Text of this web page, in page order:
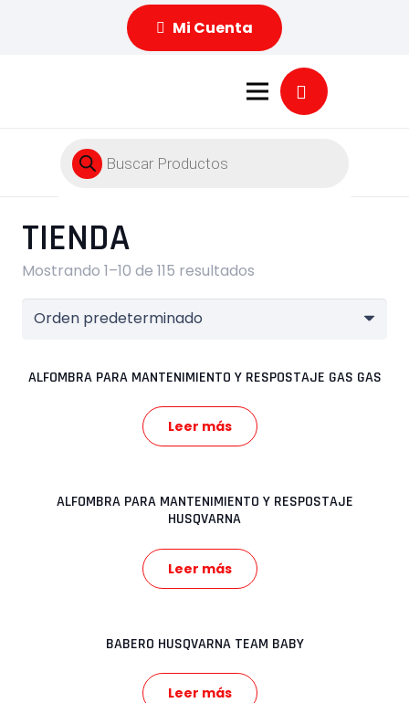
Mi Cuenta
Búsqueda
de
productos
TIENDA
Mostrando 1–10 de 115 resultados
ALFOMBRA PARA MANTENIMIENTO Y RESPOSTAJE GAS GAS
Leer más
ALFOMBRA PARA MANTENIMIENTO Y RESPOSTAJE
HUSQVARNA
Leer más
BABERO HUSQVARNA TEAM BABY
Leer más